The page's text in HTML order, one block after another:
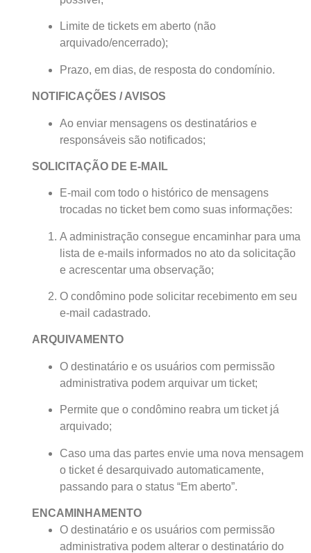
Limite de tickets em aberto (não
arquivado/encerrado);
Prazo, em dias, de resposta do condomínio.
NOTIFICAÇÕES / AVISOS
Ao enviar mensagens os destinatários e
responsáveis são notificados;
SOLICITAÇÃO DE E-MAIL
E-mail com todo o histórico de mensagens
trocadas no ticket bem como suas informações:
A administração consegue encaminhar para uma
lista de e-mails informados no ato da solicitação
e acrescentar uma observação;
O condômino pode solicitar recebimento em seu
e-mail cadastrado.
ARQUIVAMENTO
O destinatário e os usuários com permissão
administrativa podem arquivar um ticket;
Permite que o condômino reabra um ticket já
arquivado;
Caso uma das partes envie uma nova mensagem
o ticket é desarquivado automaticamente,
passando para o status “Em aberto”.
ENCAMINHAMENTO
O destinatário e os usuários com permissão
administrativa podem alterar o destinatário do